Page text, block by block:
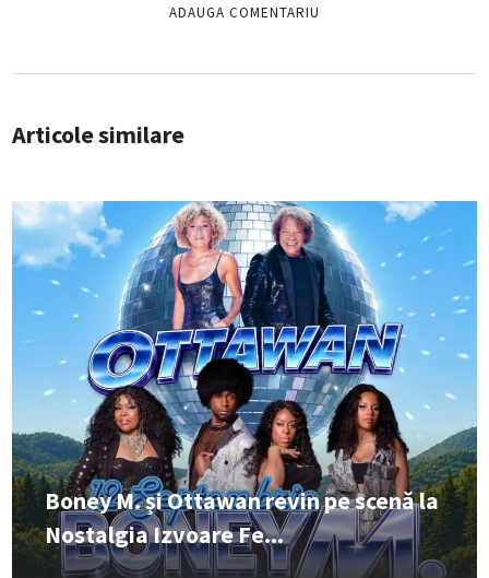
Articole similare
Boney M. și Ottawan revin pe scenă la
Nostalgia Izvoare Fe...